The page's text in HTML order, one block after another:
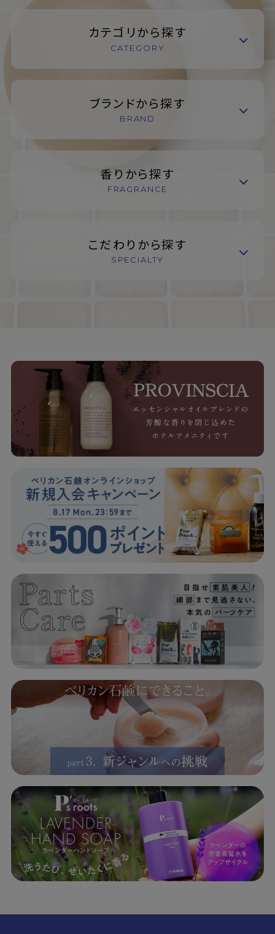
カテゴリから探す
CATEGORY
ブランドから探す
BRAND
香りから探す
FRAGRANCE
こだわりから探す
SPECIALTY